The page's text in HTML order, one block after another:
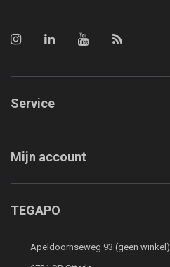
Service
Mijn account
TEGAPO
Apeldoornseweg 93 (geen winkel)